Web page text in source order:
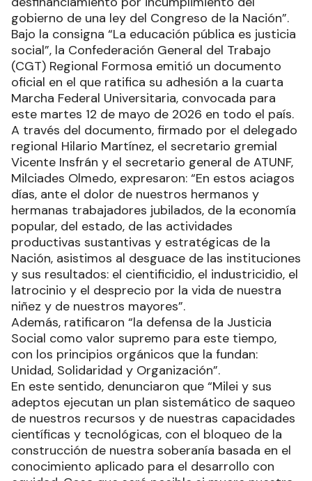
gobierno de una ley del Congreso de la Nación”.
Bajo la consigna “La educación pública es justicia
social”, la Confederación General del Trabajo
(CGT) Regional Formosa emitió un documento
oficial en el que ratifica su adhesión a la cuarta
Marcha Federal Universitaria, convocada para
este martes 12 de mayo de 2026 en todo el país.
A través del documento, firmado por el delegado
regional Hilario Martínez, el secretario gremial
Vicente Insfrán y el secretario general de ATUNF,
Milciades Olmedo, expresaron: “En estos aciagos
días, ante el dolor de nuestros hermanos y
hermanas trabajadores jubilados, de la economía
popular, del estado, de las actividades
productivas sustantivas y estratégicas de la
Nación, asistimos al desguace de las instituciones
y sus resultados: el cientificidio, el industricidio, el
latrocinio y el desprecio por la vida de nuestra
niñez y de nuestros mayores”.
Además, ratificaron “la defensa de la Justicia
Social como valor supremo para este tiempo,
con los principios orgánicos que la fundan:
Unidad, Solidaridad y Organización”.
En este sentido, denunciaron que “Milei y sus
adeptos ejecutan un plan sistemático de saqueo
de nuestros recursos y de nuestras capacidades
científicas y tecnológicas, con el bloqueo de la
construcción de nuestra soberanía basada en el
conocimiento aplicado para el desarrollo con